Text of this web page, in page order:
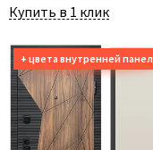
Купить в 1 клик